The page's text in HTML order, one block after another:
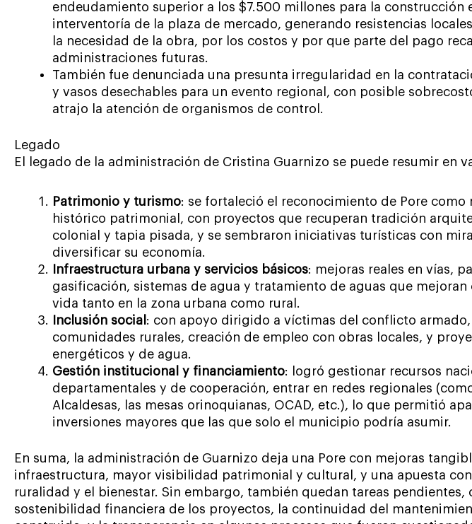
endeudamiento superior a los $7.500 millones para la construcción
interventoría de la plaza de mercado, generando resistencias
la necesidad de la obra, por los costos y por que parte del pago
administraciones futuras.
También fue denunciada una presunta irregularidad en la
y vasos desechables para un evento regional, con posible
atrajo la atención de organismos de control.
Legado
El legado de la administración de Cristina Guarnizo se puede resumir en
Patrimonio y turismo: se fortaleció el reconocimiento de Pore como
histórico patrimonial, con proyectos que recuperan tradición
colonial y tapia pisada, y se sembraron iniciativas turísticas con
diversificar su economía.
Infraestructura urbana y servicios básicos: mejoras reales en vías,
gasificación, sistemas de agua y tratamiento de aguas que mejoran
vida tanto en la zona urbana como rural.
Inclusión social : con apoyo dirigido a víctimas del conflicto armado,
comunidades rurales, creación de empleo con obras locales, y
energéticos y de agua.
Gestión institucional y financiamiento: logró gestionar recursos
departamentales y de cooperación, entrar en redes regionales
Alcaldesas, las mesas orinoquianas, OCAD, etc.), lo que permitió
inversiones mayores que las que solo el municipio podría asumir.
En suma, la administración de Guarnizo deja una Pore con mejoras
infraestructura, mayor visibilidad patrimonial y cultural, y una apuesta
ruralidad y el bienestar. Sin embargo, también quedan tareas pendientes,
sostenibilidad financiera de los proyectos, la continuidad del